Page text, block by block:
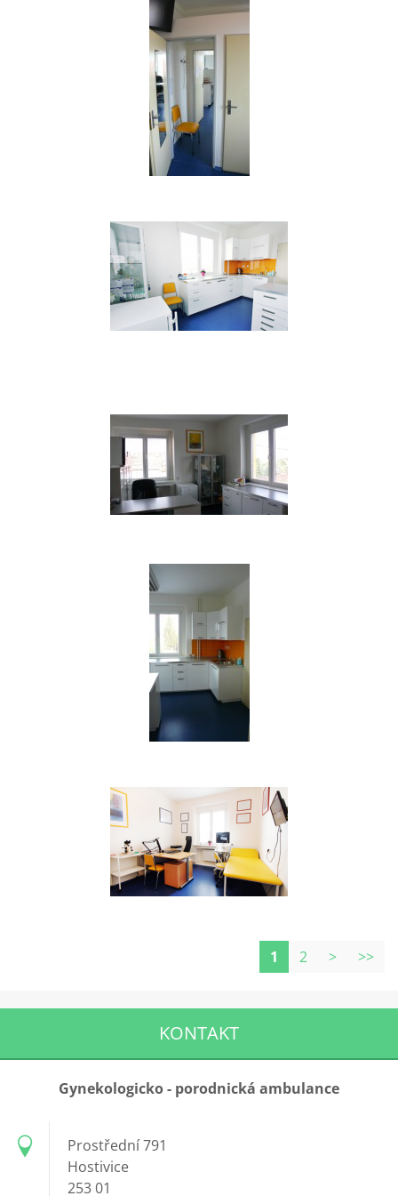
1 2 > >>
KONTAKT
Gynekologicko - porodnická ambulance
Prostřední 791
Hostivice
253 01